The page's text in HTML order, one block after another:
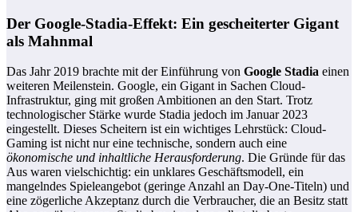
Der Google-Stadia-Effekt: Ein gescheiterter Gigant
als Mahnmal
Das Jahr 2019 brachte mit der Einführung von Google Stadia einen
weiteren Meilenstein. Google, ein Gigant in Sachen Cloud-
Infrastruktur, ging mit großen Ambitionen an den Start. Trotz
technologischer Stärke wurde Stadia jedoch im Januar 2023
eingestellt. Dieses Scheitern ist ein wichtiges Lehrstück: Cloud-
Gaming ist nicht nur eine technische, sondern auch eine
ökonomische und inhaltliche Herausforderung. Die Gründe für das
Aus waren vielschichtig: ein unklares Geschäftsmodell, ein
mangelndes Spieleangebot (geringe Anzahl an Day-One-Titeln) und
eine zögerliche Akzeptanz durch die Verbraucher, die an Besitz statt